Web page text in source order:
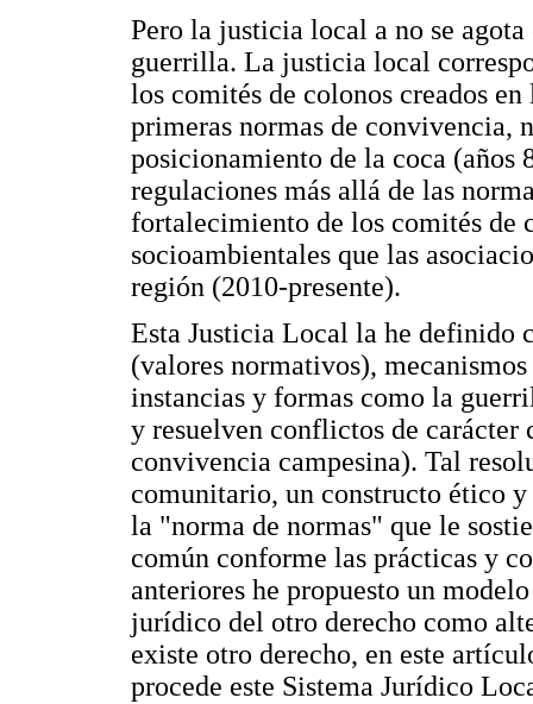
Pero la justicia local a no se
guerrilla. La justicia local
los comités de colonos creados
primeras normas de convivencia,
posicionamiento de la coca
regulaciones más allá de las
fortalecimiento de los comités de
socioambientales que las
región (2010-presente).
Esta Justicia Local la he definido
(valores normativos),
instancias y formas como la
y resuelven conflictos de
convivencia campesina). Tal
comunitario, un constructo ético y
la "norma de normas" que le
común conforme las prácticas y
anteriores he propuesto un
jurídico del otro derecho como
existe otro derecho, en este
procede este Sistema Jurídico